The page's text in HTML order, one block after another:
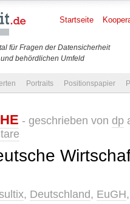
für Fragen der Datensicherheit
behördlichen Umfeld
Startseite
Portraits Positionspapier
- geschrieben von dp
, Deutschland, EuGH